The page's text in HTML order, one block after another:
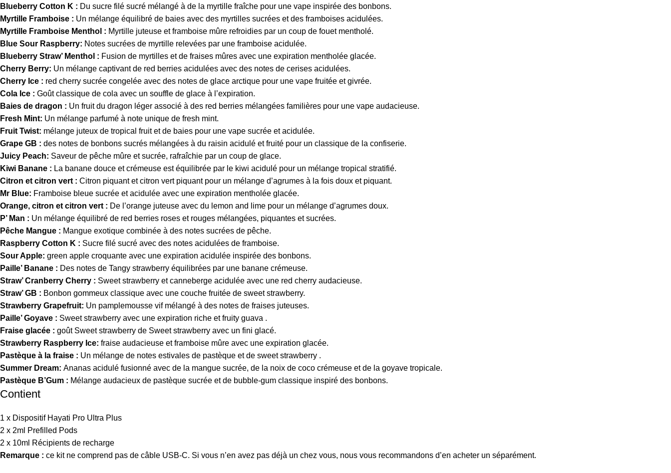
Blueberry Cotton K : Du sucre filé sucré mélangé à de la myrtille fraîche pour une vape inspirée des bonbons.
Myrtille Framboise : Un mélange équilibré de baies avec des myrtilles sucrées et des framboises acidulées.
Myrtille Framboise Menthol : Myrtille juteuse et framboise mûre refroidies par un coup de fouet mentholé.
Blue Sour Raspberry: Notes sucrées de myrtille relevées par une framboise acidulée.
Blueberry Straw’ Menthol : Fusion de myrtilles et de fraises mûres avec une expiration mentholée glacée.
Cherry Berry: Un mélange captivant de red berries acidulées avec des notes de cerises acidulées.
Cherry Ice : red cherry sucrée congelée avec des notes de glace arctique pour une vape fruitée et givrée.
Cola Ice : Goût classique de cola avec un souffle de glace à l’expiration.
Baies de dragon : Un fruit du dragon léger associé à des red berries mélangées familières pour une vape audacieuse.
Fresh Mint: Un mélange parfumé à note unique de fresh mint.
Fruit Twist: mélange juteux de tropical fruit et de baies pour une vape sucrée et acidulée.
Grape GB : des notes de bonbons sucrés mélangées à du raisin acidulé et fruité pour un classique de la confiserie.
Juicy Peach: Saveur de pêche mûre et sucrée, rafraîchie par un coup de glace.
Kiwi Banane : La banane douce et crémeuse est équilibrée par le kiwi acidulé pour un mélange tropical stratifié.
Citron et citron vert : Citron piquant et citron vert piquant pour un mélange d’agrumes à la fois doux et piquant.
Mr Blue: Framboise bleue sucrée et acidulée avec une expiration mentholée glacée.
Orange, citron et citron vert : De l’orange juteuse avec du lemon and lime pour un mélange d’agrumes doux.
P’ Man : Un mélange équilibré de red berries roses et rouges mélangées, piquantes et sucrées.
Pêche Mangue : Mangue exotique combinée à des notes sucrées de pêche.
Raspberry Cotton K : Sucre filé sucré avec des notes acidulées de framboise.
Sour Apple: green apple croquante avec une expiration acidulée inspirée des bonbons.
Paille’ Banane : Des notes de Tangy strawberry équilibrées par une banane crémeuse.
Straw’ Cranberry Cherry : Sweet strawberry et canneberge acidulée avec une red cherry audacieuse.
Straw’ GB : Bonbon gommeux classique avec une couche fruitée de sweet strawberry.
Strawberry Grapefruit: Un pamplemousse vif mélangé à des notes de fraises juteuses.
Paille’ Goyave : Sweet strawberry avec une expiration riche et fruity guava .
Fraise glacée : goût Sweet strawberry de Sweet strawberry avec un fini glacé.
Strawberry Raspberry Ice: fraise audacieuse et framboise mûre avec une expiration glacée.
Pastèque à la fraise : Un mélange de notes estivales de pastèque et de sweet strawberry .
Summer Dream: Ananas acidulé fusionné avec de la mangue sucrée, de la noix de coco crémeuse et de la goyave tropicale.
Pastèque B’Gum : Mélange audacieux de pastèque sucrée et de bubble-gum classique inspiré des bonbons.
Contient
1 x Dispositif Hayati Pro Ultra Plus
2 x 2ml Prefilled Pods
2 x 10ml Récipients de recharge
Remarque : ce kit ne comprend pas de câble USB-C. Si vous n’en avez pas déjà un chez vous, nous vous recommandons d’en acheter un séparément.